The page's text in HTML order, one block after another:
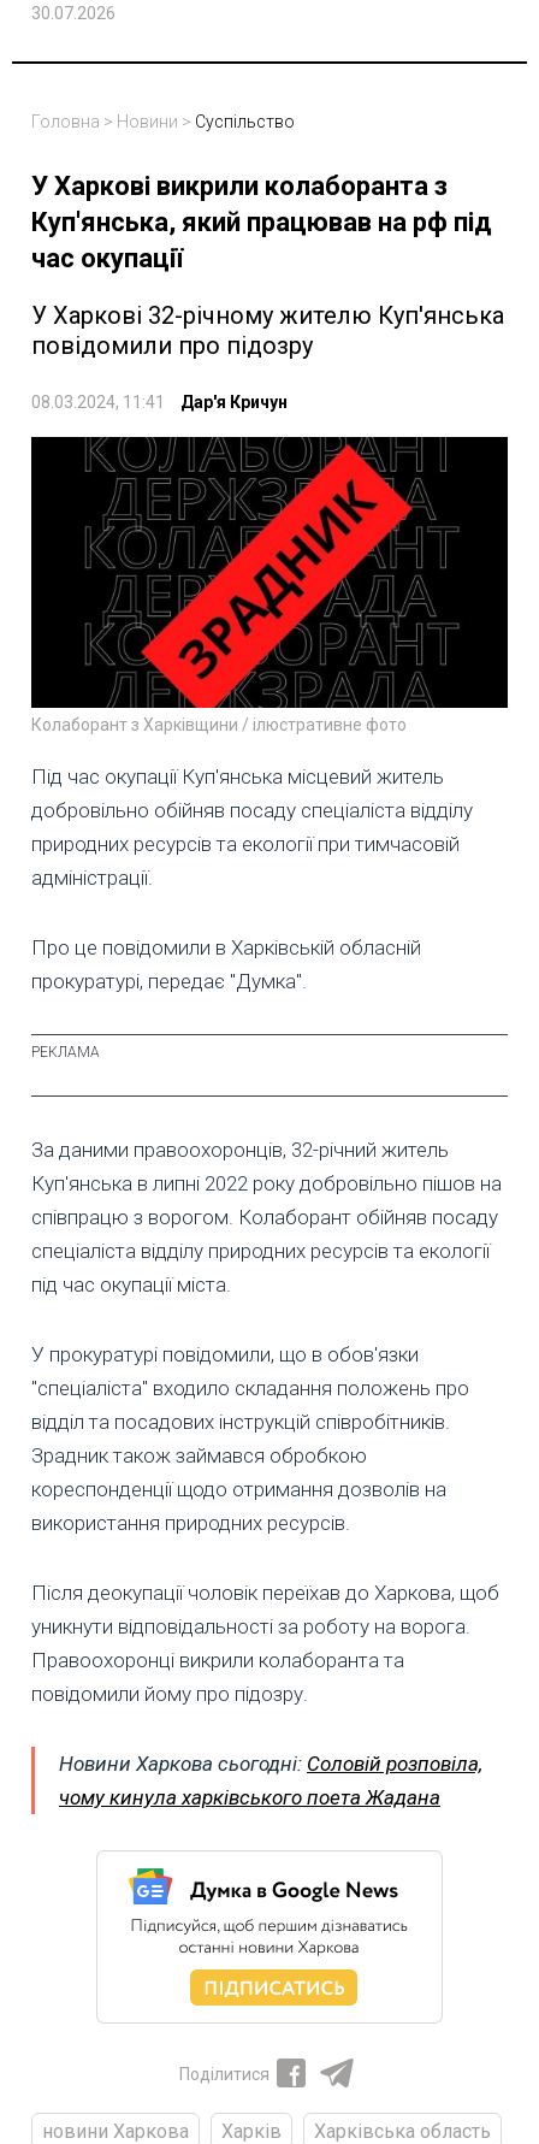
30.07.2026
Головна > Новини > Суспільство
У Харкові викрили колаборанта з
Куп'янська, який працював на рф під
час окупації
У Харкові 32-річному жителю Куп'янська
повідомили про підозру
08.03.2024, 11:41 Дар'я Кричун
Колаборант з Харківщини / ілюстративне фото
Під час окупації Куп'янська місцевий житель
добровільно обійняв посаду спеціаліста відділу
природних ресурсів та екології при тимчасовій
адміністрації.
Про це повідомили в Харківській обласній
прокуратурі, передає "Думка".
За даними правоохоронців, 32-річний житель
Куп'янська в липні 2022 року добровільно пішов на
співпрацю з ворогом. Колаборант обійняв посаду
спеціаліста відділу природних ресурсів та екології
під час окупації міста.
У прокуратурі повідомили, що в обов'язки
"спеціаліста" входило складання положень про
відділ та посадових інструкцій співробітників.
Зрадник також займався обробкою
кореспонденції щодо отримання дозволів на
використання природних ресурсів.
Після деокупації чоловік переїхав до Харкова, щоб
уникнути відповідальності за роботу на ворога.
Правоохоронці викрили колаборанта та
повідомили йому про підозру.
Новини Харкова сьогодні: Соловій розповіла,
чому кинула харківського поета Жадана
Поділитися
новини Харкова Харків
Харківська область